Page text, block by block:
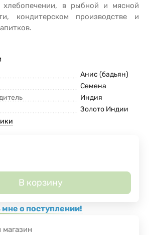
хлебопечении, в рыбной и мясной
кондитерском производстве и
Анис (бадьян)
Семена
Индия
Золото Индии
В корзину
о поступлении!